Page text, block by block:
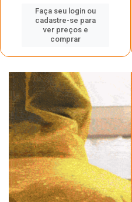
Faça seu login ou
cadastre-se para
ver preços e
comprar